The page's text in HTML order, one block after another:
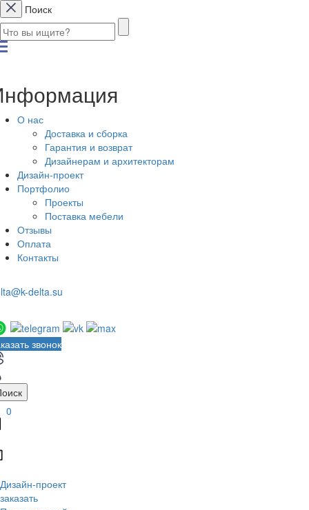
Поиск
О нас
Доставка и сборка
Гарантия и возврат
Дизайнерам и архитекторам
Дизайн-проект
Портфолио
Проекты
Поставка мебели
Отзывы
Оплата
Контакты
delta.su
звонок
0
Дизайн-проект
заказать